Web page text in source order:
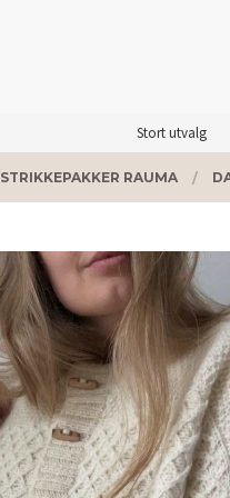
Stort utvalg
STRIKKEPAKKER RAUMA